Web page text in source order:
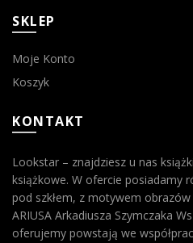
SKLEP
Moje Konto
Koszyk
KONTAKT
Lookstar – znajdziesz u nas
książkowe. W ofercie posiadamy
pod szkłem, z motywem
ARIUSA Arkadiusza Szymczaka
oferujemy powstają we